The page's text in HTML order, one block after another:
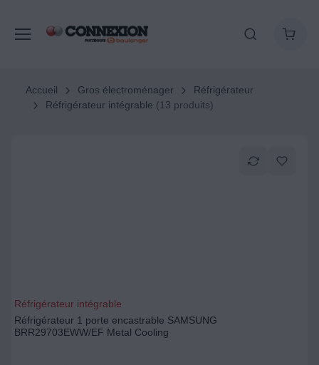
Accueil Gros électroménager
Réfrigérateur
Réfrigérateur intégrable (13 produits)
Réfrigérateur intégrable
Réfrigérateur 1 porte encastrable SAMSUNG
BRR29703EWW/EF Metal Cooling